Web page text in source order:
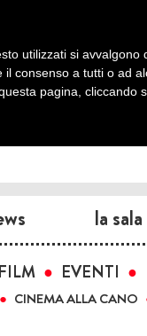
la sala
FILM EVENTI
CINEMA ALLA CANO
utilizzati si
il consenso a tutti o ad
pagina, cliccando